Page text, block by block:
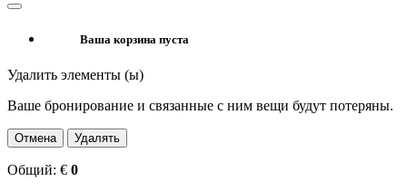
Ваша корзина пуста
Удалить элементы (ы)
Ваше бронирование и связанные с ним вещи будут потеряны.
Отмена Удалять
Общий: € 0